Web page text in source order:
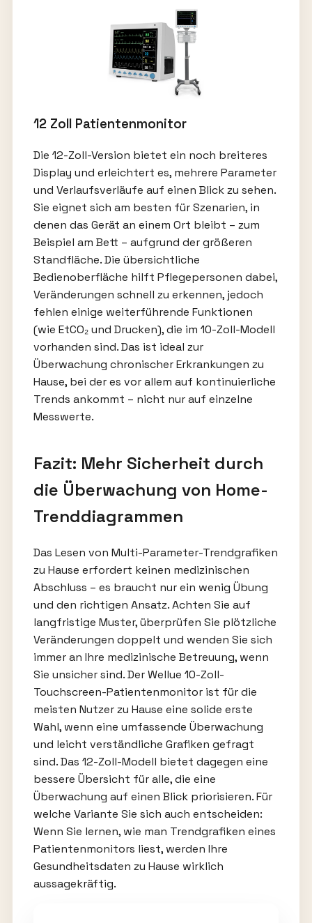
12 Zoll Patientenmonitor
Die 12-Zoll-Version bietet ein noch breiteres
Display und erleichtert es, mehrere Parameter
und Verlaufsverläufe auf einen Blick zu sehen.
Sie eignet sich am besten für Szenarien, in
denen das Gerät an einem Ort bleibt – zum
Beispiel am Bett – aufgrund der größeren
Standfläche. Die übersichtliche
Bedienoberfläche hilft Pflegepersonen dabei,
Veränderungen schnell zu erkennen, jedoch
fehlen einige weiterführende Funktionen
(wie EtCO₂ und Drucken), die im 10-Zoll-Modell
vorhanden sind. Das ist ideal zur
Überwachung chronischer Erkrankungen zu
Hause, bei der es vor allem auf kontinuierliche
Trends ankommt – nicht nur auf einzelne
Messwerte.
Fazit: Mehr Sicherheit durch
die Überwachung von Home-
Trenddiagrammen
Das Lesen von Multi-Parameter-Trendgrafiken
zu Hause erfordert keinen medizinischen
Abschluss – es braucht nur ein wenig Übung
und den richtigen Ansatz. Achten Sie auf
langfristige Muster, überprüfen Sie plötzliche
Veränderungen doppelt und wenden Sie sich
immer an Ihre medizinische Betreuung, wenn
Sie unsicher sind. Der Wellue 10-Zoll-
Touchscreen-Patientenmonitor ist für die
meisten Nutzer zu Hause eine solide erste
Wahl, wenn eine umfassende Überwachung
und leicht verständliche Grafiken gefragt
sind. Das 12-Zoll-Modell bietet dagegen eine
bessere Übersicht für alle, die eine
Überwachung auf einen Blick priorisieren. Für
welche Variante Sie sich auch entscheiden:
Wenn Sie lernen, wie man Trendgrafiken eines
Patientenmonitors liest, werden Ihre
Gesundheitsdaten zu Hause wirklich
aussagekräftig.